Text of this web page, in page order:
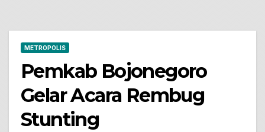
METROPOLIS
Pemkab Bojonegoro
Gelar Acara Rembug
Stunting